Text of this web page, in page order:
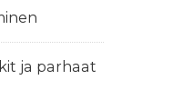
ja parhaat